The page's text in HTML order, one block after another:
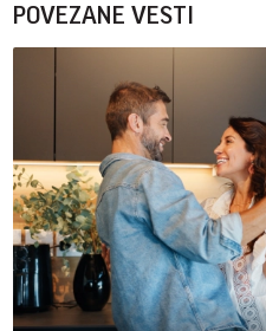
POVEZANE VESTI